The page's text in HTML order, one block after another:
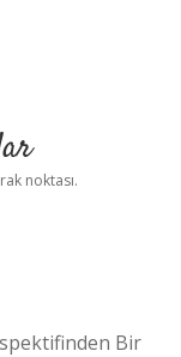
noktası.
Bir